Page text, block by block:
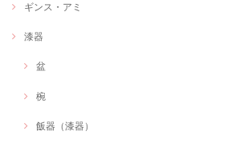
ギンス・アミ
漆器
盆
椀
飯器（漆器）